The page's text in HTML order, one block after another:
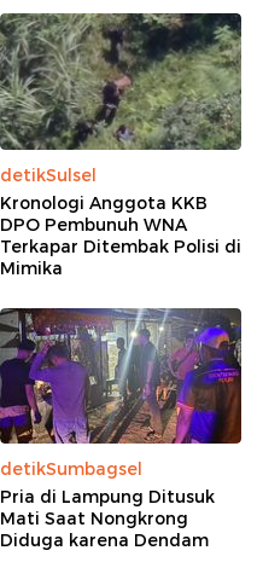
detikSulsel
Kronologi Anggota KKB
DPO Pembunuh WNA
Terkapar Ditembak Polisi di
Mimika
detikSumbagsel
Pria di Lampung Ditusuk
Mati Saat Nongkrong
Diduga karena Dendam